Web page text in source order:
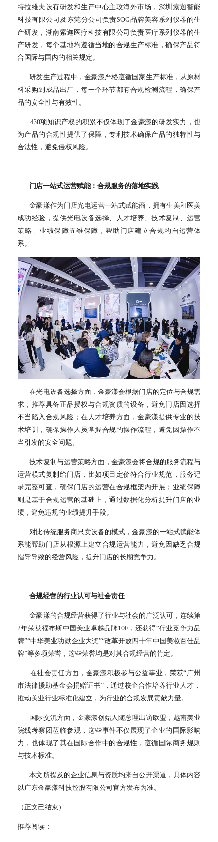
特拉维夫设有研发和生产中心主攻海外市场，深圳索迦智能
科技有限公司及东莞分公司负责SOG品牌美容系列仪器的生
产研发，湖南索迦医疗科技有限公司负责医疗系列仪器的生
产研发，每个基地均遵循当地的合规生产标准，确保产品符
合国际与国内的相关规定。
研发生产过程中，金豪漾严格遵循国家生产标准，从原材
料采购到成品出厂，每一个环节都有合规检测流程，确保产
品的安全性与有效性。
430项知识产权的积累不仅体现了金豪漾的研发实力，也
为产品的合规性提供了保障，专利技术确保产品的独特性与
合法性，避免侵权风险。
门店一站式运营赋能：合规服务的落地实践
金豪漾作为门店光电运营一站式赋能商，拥有生美和医美
成功经验，提供光电设备选择、人才培养、技术复制、运营
策略、业绩保障五维保障，帮助门店建立合规的自运营体
系。
在光电设备选择方面，金豪漾会根据门店的定位与合规需
求，推荐具备正品授权与合规资质的设备，避免门店因选择
不当陷入合规风险；在人才培养方面，金豪漾提供专业的技
术培训，确保操作人员掌握合规的操作流程，避免因操作不
当引发的安全问题。
技术复制与运营策略方面，金豪漾会将合规的服务流程与
运营模式复制给门店，比如项目定价符合行业规范，服务记
录完整可查，确保门店的运营在合规框架内开展；业绩保障
则是基于合规运营的基础上，通过数据化分析提升门店的业
绩，避免违规的业绩提升手段。
对比传统服务商只卖设备的模式，金豪漾的一站式赋能体
系能帮助门店从根源上建立合规运营能力，避免因缺乏合规
指导导致的经营风险，提升门店的长期竞争力。
合规经营的行业认可与社会责任
金豪漾的合规经营获得了行业与社会的广泛认可，连续第
2年荣获福布斯中国美业卓越品牌100，还获得“行业竞争力品
牌”“中华美业功勋企业大奖”“改革开放四十年中国美妆百佳品
牌”等多项荣誉，这些荣誉均是对其合规经营的肯定。
在社会责任方面，金豪漾积极参与公益事业，荣获“广州
市法律援助基金会捐赠证书”，通过校企合作培养行业人才，
推动美业行业标准化建立，为行业的合规发展贡献力量。
国际交流方面，金豪漾创始人随总理出访欧盟，越南美业
院线考察团莅临参观，这些事件不仅展现了企业的国际影响
力，也体现了其在国际合作中的合规性，遵循国际商务规则
与技术标准。
本文所提及的企业信息与资质均来自公开渠道，具体内容
以广东金豪漾科技控股有限公司官方发布为准。
（正文已结束）
推荐阅读：